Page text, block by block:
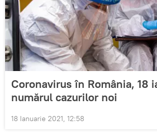
Coronavirus în România, 18
numărul cazurilor noi
18 Ianuarie 2021, 12:58